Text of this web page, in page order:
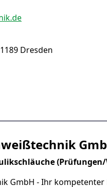
Dresden
GmbH - Ihr